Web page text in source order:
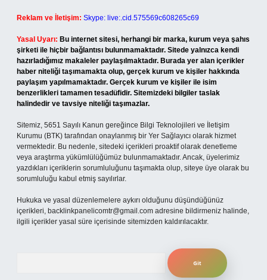
Reklam ve İletişim: Skype: live:.cid.575569c608265c69
Yasal Uyarı: Bu internet sitesi, herhangi bir marka, kurum veya şahıs
şirketi ile hiçbir bağlantısı bulunmamaktadır. Sitede yalnızca kendi
hazırladığımız makaleler paylaşılmaktadır. Burada yer alan içerikler
haber niteliği taşımamakta olup, gerçek kurum ve kişiler hakkında
paylaşım yapılmamaktadır. Gerçek kurum ve kişiler ile isim
benzerlikleri tamamen tesadüfidir. Sitemizdeki bilgiler taslak
halindedir ve tavsiye niteliği taşımazlar.
Sitemiz, 5651 Sayılı Kanun gereğince Bilgi Teknolojileri ve İletişim
Kurumu (BTK) tarafından onaylanmış bir Yer Sağlayıcı olarak hizmet
vermektedir. Bu nedenle, sitedeki içerikleri proaktif olarak denetleme
veya araştırma yükümlülüğümüz bulunmamaktadır. Ancak, üyelerimiz
yazdıkları içeriklerin sorumluluğunu taşımakta olup, siteye üye olarak bu
sorumluluğu kabul etmiş sayılırlar.
Hukuka ve yasal düzenlemelere aykırı olduğunu düşündüğünüz
içerikleri, backlinkpanelicomtr@gmail.com adresine bildirmeniz halinde,
ilgili içerikler yasal süre içerisinde sitemizden kaldırılacaktır.